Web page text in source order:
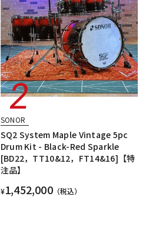
SONOR
SQ2 System Maple Vintage 5pc
Drum Kit - Black-Red Sparkle
[BD22，TT10&12，FT14&16]【特
注品】
¥1,452,000（税込）